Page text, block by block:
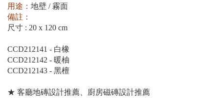
用途： 地壁 / 霧面
備註：
尺寸 : 20 x 120 cm
CCD212141 - 白橡
CCD212142 - 暖柚
CCD212143 - 黑檀
★ 客廳地磚設計推薦、廚房磁磚設計推薦